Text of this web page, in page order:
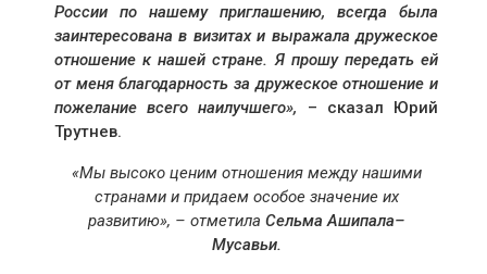
России по нашему приглашению, всегда была
заинтересована в визитах и выражала дружеское
отношение к нашей стране. Я прошу передать ей
от меня благодарность за дружеское отношение и
пожелание всего наилучшего», – сказал Юрий
Трутнев.
«Мы высоко ценим отношения между нашими
странами и придаем особое значение их
развитию», – отметила Сельма Ашипала–
Мусавьи.